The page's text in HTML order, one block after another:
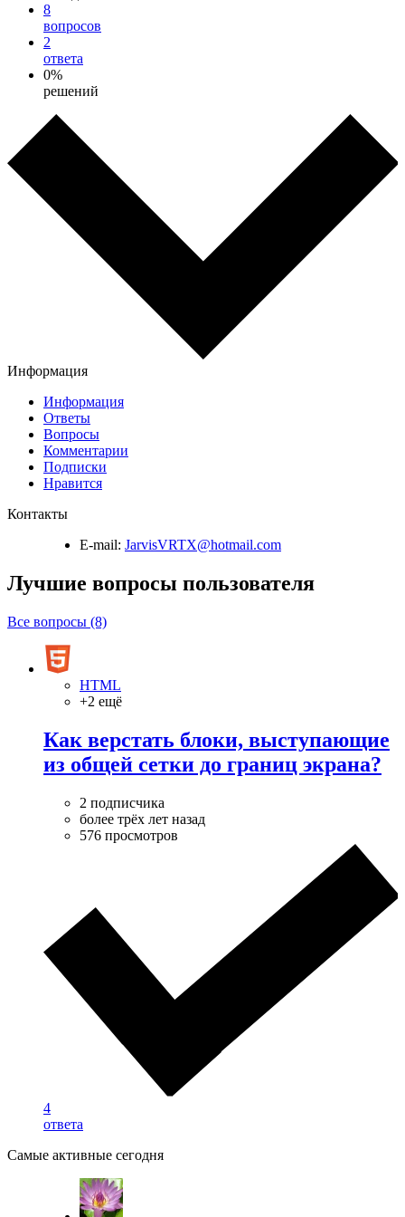
8
вопросов
2
ответа
0%
решений
Информация
Информация
Ответы
Вопросы
Комментарии
Подписки
Нравится
Контакты
E-mail: JarvisVRTX@hotmail.com
Лучшие вопросы пользователя
Все вопросы (8)
HTML
+2 ещё
Как верстать блоки, выступающие
из общей сетки до границ экрана?
2 подписчика
более трёх лет назад
576 просмотров
4
ответа
Самые активные сегодня